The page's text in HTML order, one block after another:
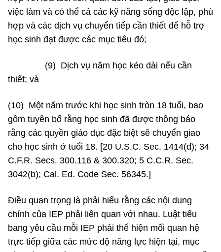
việc làm và có thể cả các kỹ năng sống độc lập, phù
hợp và các dịch vụ chuyển tiếp cần thiết để hỗ trợ
học sinh đạt được các mục tiêu đó;
(9) Dịch vụ năm học kéo dài nếu cần
thiết; và
(10) Một năm trước khi học sinh tròn 18 tuổi, bao
gồm tuyên bố rằng học sinh đã được thông báo
rằng các quyền giáo dục đặc biệt sẽ chuyển giao
cho học sinh ở tuổi 18. [20 U.S.C. Sec. 1414(d); 34
C.F.R. Secs. 300.116 & 300.320; 5 C.C.R. Sec.
3042(b); Cal. Ed. Code Sec. 56345.]
Điều quan trọng là phải hiểu rằng các nội dung
chính của IEP phải liên quan với nhau. Luật tiểu
bang yêu cầu mỗi IEP phải thể hiện mối quan hệ
trực tiếp giữa các mức độ năng lực hiện tại, mục